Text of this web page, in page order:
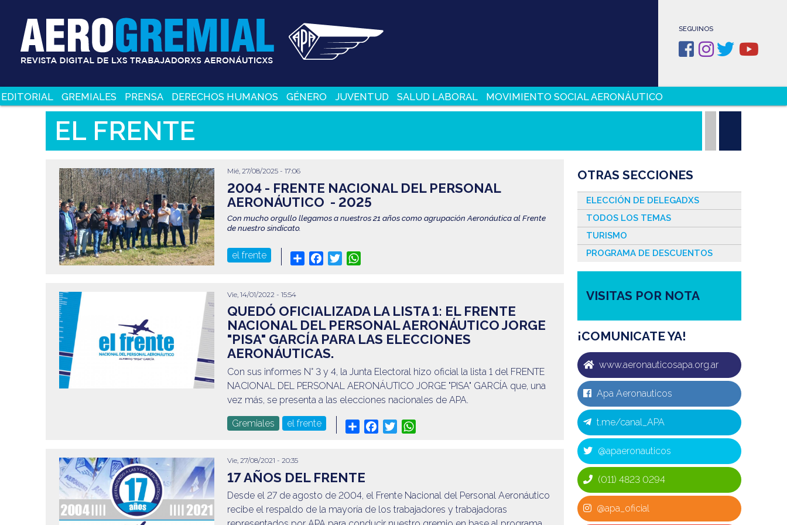
contenido
principal
SEGUINOS
EDITORIAL GREMIALES PRENSA DERECHOS HUMANOS GÉNERO JUVENTUD SALUD LABORAL MOVIMIENTO SOCIAL AERONÁUTICO
EL FRENTE
Mié, 27/08/2025 - 17:06
2004 - FRENTE NACIONAL DEL PERSONAL
AERONÁUTICO - 2025
Con mucho orgullo llegamos a nuestros 21 años como agrupación Aeronáutica al Frente
de nuestro sindicato.
el frente Share Facebook
Twitter
Vie, 14/01/2022 - 15:54
QUEDÓ OFICIALIZADA LA LISTA 1: EL FRENTE
NACIONAL DEL PERSONAL AERONÁUTICO JORGE
"PISA" GARCÍA PARA LAS ELECCIONES
AERONÁUTICAS.
Con sus informes N° 3 y 4, la Junta Electoral hizo oficial la lista 1 del FRENTE
NACIONAL DEL PERSONAL AERONÁUTICO JORGE "PISA" GARCÍA que, una
vez más, se presenta a las elecciones nacionales de APA.
Gremiales el frente Share Facebook
Twitter
Vie, 27/08/2021 - 20:35
17 AÑOS DEL FRENTE
Desde el 27 de agosto de 2004, el Frente Nacional del Personal Aeronáutico
recibe el respaldo de la mayoría de los trabajadores y trabajadoras
OTRAS SECCIONES
ELECCIÓN DE DELEGADXS
TODOS LOS TEMAS
TURISMO
PROGRAMA DE DESCUENTOS
VISITAS POR NOTA
¡COMUNICATE YA!
www.aeronauticosapa.org.ar
Apa Aeronauticos
t.me/canal_APA
@apaeronauticos
(011) 4823 0294
@apa_oficial